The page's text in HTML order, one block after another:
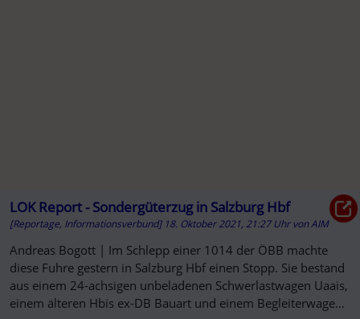
LOK Report - Sondergüterzug in Salzburg Hbf
[Reportage, Informationsverbund] 18. Oktober 2021, 21:27 Uhr vonAIM
Andreas Bogott | Im Schlepp einer 1014 der ÖBB machte
diese Fuhre gestern in Salzburg Hbf einen Stopp. Sie bestand
aus einem 24-achsigen unbeladenen Schwerlastwagen Uaais,
einem älteren Hbis ex-DB Bauart und einem Begleiterwagen,